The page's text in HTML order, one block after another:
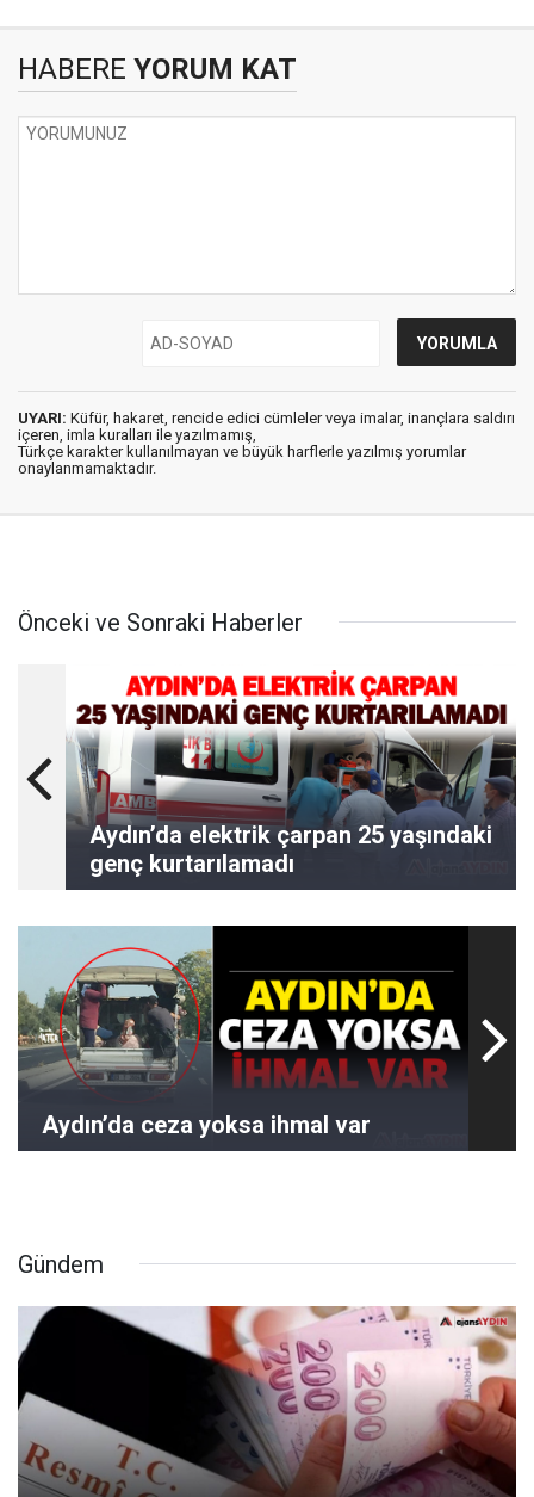
HABERE YORUM KAT
UYARI: Küfür, hakaret, rencide edici cümleler veya imalar, inançlara saldırı
içeren, imla kuralları ile yazılmamış,
Türkçe karakter kullanılmayan ve büyük harflerle yazılmış yorumlar
onaylanmamaktadır.
Önceki ve Sonraki Haberler
Aydın’da elektrik çarpan 25 yaşındaki
genç kurtarılamadı
Aydın’da ceza yoksa ihmal var
Gündem